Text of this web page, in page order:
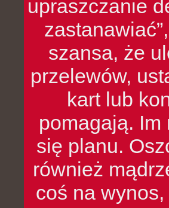
upraszczanie
szansa, że
przelewów,
kart lub
pomagają. Im
się planu.
również
coś na